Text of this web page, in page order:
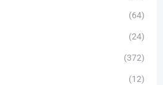
(64)
(24)
(372)
(12)